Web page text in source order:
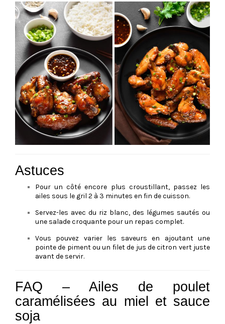
Astuces
Pour un côté encore plus croustillant, passez les
ailes sous le gril 2 à 3 minutes en fin de cuisson.
Servez-les avec du riz blanc, des légumes sautés ou
une salade croquante pour un repas complet.
Vous pouvez varier les saveurs en ajoutant une
pointe de piment ou un filet de jus de citron vert juste
avant de servir.
FAQ – Ailes de poulet
caramélisées au miel et sauce
soja